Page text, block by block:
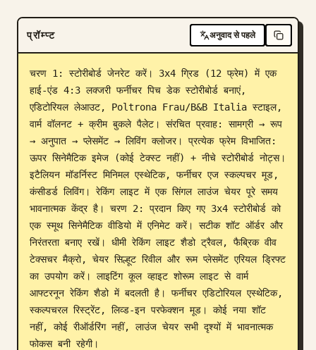
प्रॉम्प्ट अनुवाद से पहले
चरण 1: स्टोरीबोर्ड जेनरेट करें। 3x4 ग्रिड (12 फ्रेम) में एक
हाई-एंड 4:3 लक्जरी फर्नीचर पिच डेक स्टोरीबोर्ड बनाएं,
एडिटोरियल लेआउट, Poltrona Frau/B&B Italia स्टाइल,
वार्म वॉलनट + क्रीम बुकले पैलेट। संरचित प्रवाह: सामग्री → रूप
→ अनुपात → प्लेसमेंट → लिविंग क्लोजर। प्रत्येक फ्रेम विभाजित:
ऊपर सिनेमैटिक इमेज (कोई टेक्स्ट नहीं) + नीचे स्टोरीबोर्ड नोट्स।
इटैलियन मॉडर्निस्ट मिनिमल एस्थेटिक, फर्नीचर एज स्कल्पचर मूड,
कंसीडर्ड लिविंग। रेकिंग लाइट में एक सिंगल लाउंज चेयर पूरे समय
भावनात्मक केंद्र है। चरण 2: प्रदान किए गए 3x4 स्टोरीबोर्ड को
एक स्मूथ सिनेमैटिक वीडियो में एनिमेट करें। सटीक शॉट ऑर्डर और
निरंतरता बनाए रखें। धीमी रेकिंग लाइट शैडो ट्रैवल, फैब्रिक वीव
टेक्सचर मैक्रो, चेयर सिल्हूट रिवील और रूम प्लेसमेंट एरियल ड्रिफ्ट
का उपयोग करें। लाइटिंग कूल व्हाइट शोरूम लाइट से वार्म
आफ्टरनून रेकिंग शैडो में बदलती है। फर्नीचर एडिटोरियल एस्थेटिक,
स्कल्पचरल रिस्ट्रेंट, लिव्ड-इन परफेक्शन मूड। कोई नया शॉट
नहीं, कोई रीऑर्डरिंग नहीं, लाउंज चेयर सभी दृश्यों में भावनात्मक
फोकस बनी रहेगी।